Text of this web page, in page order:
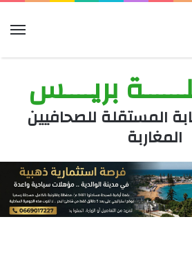
بريــــس
المستقلة للصحافيين
المغاربة